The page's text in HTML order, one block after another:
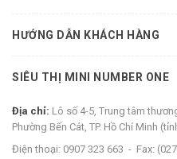
HƯỚNG DẪN KHÁCH HÀNG
SIÊU THỊ MINI NUMBER ONE
Địa chỉ: Lô số 4-5, Trung tâm
Phường Bến Cát, TP. Hồ Chí Minh
Điện thoại: 0907 323 663 - Fax: